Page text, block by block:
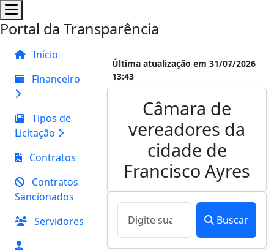
Portal da Transparência
Início
Financeiro
Tipos de
Licitação
Contratos
Contratos
Sancionados
Servidores
Última atualização em 31/07/2026
13:43
Câmara de
vereadores da
cidade de
Francisco Ayres
Buscar